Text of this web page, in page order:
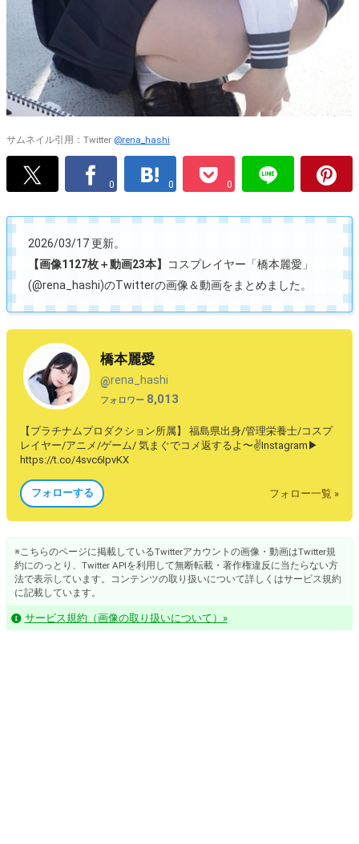
サムネイル引用：Twitter @rena_hashi
0 0 0
2026/03/17 更新。
【画像1127枚＋動画23本】
コスプレイヤー「橋本麗愛」
(@rena_hashi)のTwitterの画像＆動画をまとめました。
橋本麗愛
@rena_hashi
フォロワー 8,013
【プラチナムプロダクション所属】 福島県出身/管理栄養士/コスプ
レイヤー/アニメ/ゲーム/ 気まぐでコメ返するよ〜✌️Instagram▶
https://t.co/4svc6IpvKX
フォローする フォロー一覧 »
※こちらのページに掲載しているTwitterアカウントの画像・動画はTwitter規
約にのっとり、Twitter APIを利用して無断転載・著作権違反に当たらない方
法で表示しています。コンテンツの取り扱いについて詳しくはサービス規約
に記載しています。
サービス規約（画像の取り扱いについて）»